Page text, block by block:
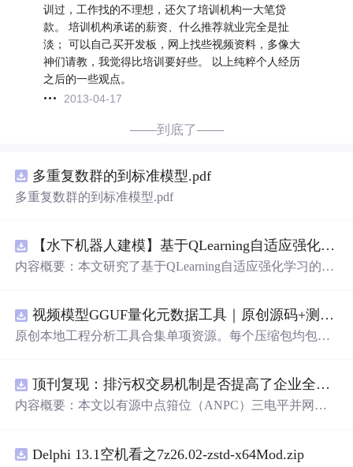
训过，工作找的不理想，还欠了培训机构一大笔贷
款。 培训机构承诺的薪资、什么推荐就业完全是扯
淡； 可以自己买开发板，网上找些视频资料，多像大
神们请教，我觉得比培训要好些。 以上纯粹个人经历
之后的一些观点。
2013-04-17
——到底了——
多重复数群的到标准模型.pdf
多重复数群的到标准模型.pdf
【水下机器人建模】基于QLearning自适应强化学习PID控制器在AUV中的应用研究（Matlab代码实现）
内容概要：本文研究了基于QLearning自适应强化学习的PI
探讨了将强化学习算法QLearning与传统PID控制相结合的
方法，以提升AUV在复杂、时变及非线性水下环境中的自
arning算法在线动态优化PID控制器的比例、积分和微分参
数，从而实现对系统误差、响应速度、超调量等性能指标
的综合优化。通过Matlab仿真实验验证了该复合控制策略
著优势，充分展示了强化学习在智能水下装备自主控制领
视频模型GGUF量化元数据工具｜原创源码+测试+离线报告
原创本地工程分析工具合集单项资源。每个压缩包均包含
行效果图、README、运行说明、功能清单、MIT License
及原创授权声明。Node.js 18+ 可直接运行，零第三方运行
顶刊复现：排污权交易机制是否提高了企业全要素生产率 -来自中国上市公司的证据（论文+数据）
内容概要：本文以有源中点箝位（ANPC）三电平并网逆
的一体化高性能并网控制策略。通过深入分析ANPC三电
Delphi 13.1空机看之7z26.02-zstd-x64Mod.zip